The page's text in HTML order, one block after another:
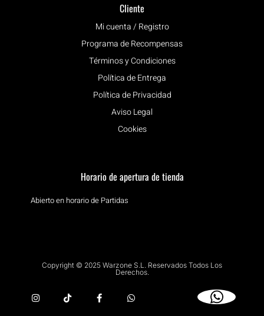
Cliente
Mi cuenta / Registro
Programa de Recompensas
Términos y Condiciones
Política de Entrega
Política de Privacidad
Aviso Legal
Cookies
Horario de apertura de tienda
Abierto en horario de Partidas
Copyright © 2025 Warzone S.L. Reservados Todos Los
Derechos.